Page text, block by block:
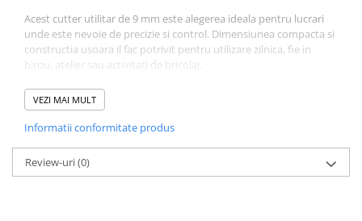
Acest cutter utilitar de 9 mm este alegerea ideala pentru lucrari
unde este nevoie de precizie si control. Dimensiunea compacta si
constructia usoara il fac potrivit pentru utilizare zilnica, fie in
birou, atelier sau activitati de bricolaj.
riscul de alunecare in timpul utilizarii. Forma subtire si bine
echilibrata ajuta la realizarea taieturilor fine pe carton, folie sau
alte materiale usoare.
si durabilitate, mentinand o taiere precisa chiar si dupa utilizari
repetate. Sistemul de glisare permite ajustarea rapida a lungimii
VEZI MAI MULT
Informatii conformitate produs
Review-uri(0)